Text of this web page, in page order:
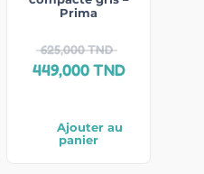
Prima
625,000TND
449,000TND
Ajouter au
panier